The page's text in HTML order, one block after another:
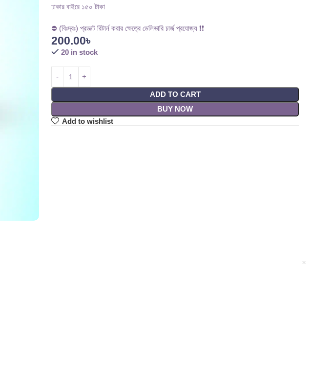
ঢাকার বাইরে ১৫০ টাকা
⛔ (বিঃদ্রঃ) প্রডাক্ট রিটার্ন করার ক্ষেত্রে ডেলিভারি চার্জ প্রযোজ্য ❗❗
200.00৳
20 in stock
ADD TO CART
BUY NOW
Add to wishlist